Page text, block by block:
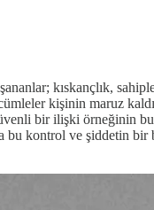
kıskançlık,
kişinin maruz
bir ilişki örneğinin
kontrol ve şiddetin